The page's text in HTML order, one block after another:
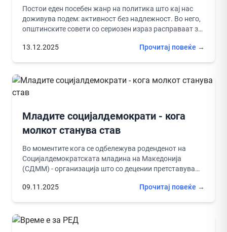
Постои еден посебен жанр на политика што кај нас
доживува подем: активност без надлежност. Во него,
општинските совети со сериозен израз расправаат за
13.12.2025
Прочитај повеќе →
Младите социјалдемократи - кога
молкот станува став
Во моментите кога се одбележува роденденот на
Социјалдемократската младина на Македонија
(СДММ) - организација што со децении претставува
прогресивни...
09.11.2025 Прочитај повеќе →